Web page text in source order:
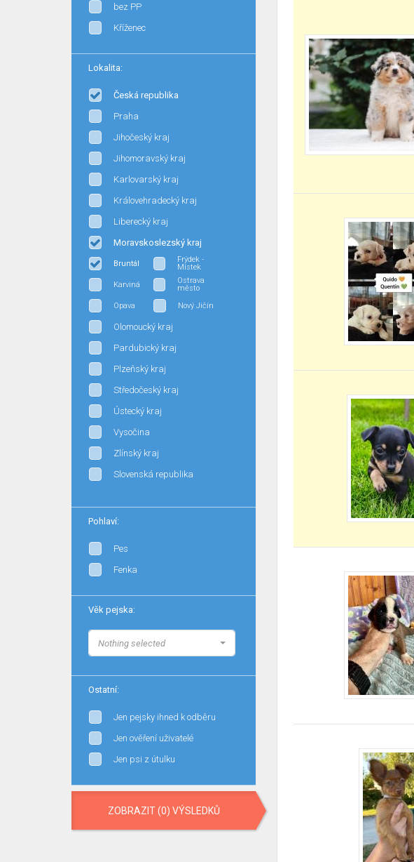
bez PP
Kříženec
Lokalita:
Česká republika
Praha
Jihočeský kraj
Jihomoravský kraj
Karlovarský kraj
Královehradecký kraj
Liberecký kraj
Moravskoslezský kraj
Bruntál
Frýdek -
Místek
Karviná
Ostrava
město
Opava
Nový Jičín
Olomoucký kraj
Pardubický kraj
Plzeňský kraj
Středočeský kraj
Ústecký kraj
Vysočina
Zlínský kraj
Slovenská republika
Pohlaví:
Pes
Fenka
Věk pejska:
Nothing selected
Ostatní:
Jen pejsky ihned k odběru
Jen ověření uživatelé
Jen psi z útulku
ZOBRAZIT (0) VÝSLEDKŮ